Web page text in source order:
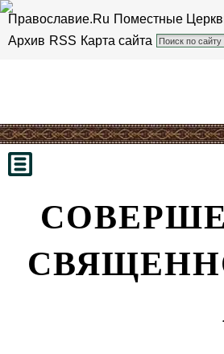
Православие.Ru Поместные
Архив RSS Карта сайта